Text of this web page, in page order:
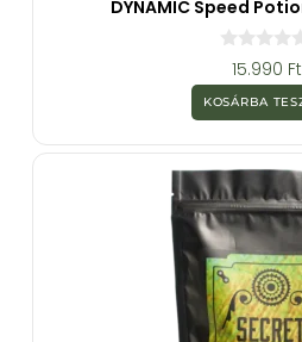
DYNAMIC Speed
z
5
b
15.990 Ft
KOSÁRBA